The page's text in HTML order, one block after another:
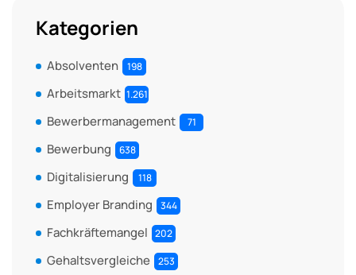
Kategorien
Absolventen 198
Arbeitsmarkt 1.261
Bewerbermanagement 71
Bewerbung 638
Digitalisierung 118
Employer Branding 344
Fachkräftemangel 202
Gehaltsvergleiche 253